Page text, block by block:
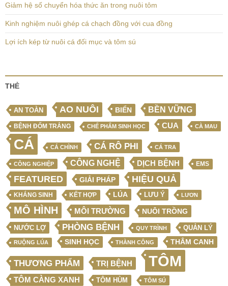
Giảm hệ số chuyển hóa thức ăn trong nuôi tôm
Kinh nghiệm nuôi ghép cá chạch đồng với cua đồng
Lợi ích kép từ nuôi cá đối mục và tôm sú
THẺ
AN TOÀN AO NUÔI BIỂN BỀN VỮNG
BỆNH ĐỐM TRẮNG CHẾ PHẨM SINH HỌC CUA CÀ MAU
CÁ CÁ CHÌNH CÁ RÔ PHI CÁ TRA
CÔNG NGHIỆP CÔNG NGHỆ DỊCH BỆNH EMS
FEATURED GIẢI PHÁP HIỆU QUẢ
KHÁNG SINH KẾT HỢP LÚA LƯU Ý LƯƠN
MÔ HÌNH MÔI TRƯỜNG NUÔI TRỒNG
NƯỚC LỢ PHÒNG BỆNH QUY TRÌNH QUẢN LÝ
RUỘNG LÚA SINH HỌC THÀNH CÔNG THÂM CANH
THƯƠNG PHẨM TRỊ BỆNH TÔM
TÔM CÀNG XANH TÔM HÙM TÔM SÚ